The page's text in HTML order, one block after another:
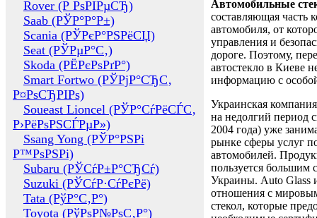
Rover (Р РѕРІРµСЂ)
Saab (РЎР°Р°Р±)
Scania (РЎРєР°РЅРёСЏ)
Seat (РЎРµР°С‚)
Skoda (РЁРєРѕРґР°)
Smart Fortwo (РЎРјР°СЂС‚
Р¤РѕСЂРІРѕ)
Soueast Lioncel (РЎР°СѓРёСЃС‚
Р›РёРѕРЅСЃРµР»)
Ssang Yong (РЎР°РЅРі
Р™РѕРЅРі)
Subaru (РЎСѓР±Р°СЂСѓ)
Suzuki (РЎСѓР·СѓРєРё)
Tata (РўР°С‚Р°)
Toyota (РўРѕР№РѕС‚Р°)
Автомобильные
составляющая часть
автомобиля, от
управления и
дороге. Поэтому,
автостекло в Киеве
информацию с
Украинская
на недолгий период
2004 года) уже
рынке сферы услуг
автомобилей.
пользуется большим
Украины. Auto Glass
отношения с
стекол, которые